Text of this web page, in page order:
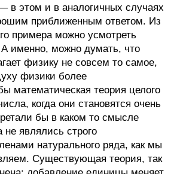
в этом и в аналогичных случаях
приближенным ответом. Из
примера можно усмотреть
А именно, можно думать, что
физику не совсем то самое,
физики более
математическая теория целого
когда они становятся очень
бы в каком то смысле
являлись строго
натурального ряда, как мы
Существующая теория, так